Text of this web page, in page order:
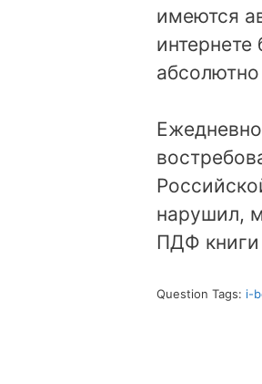
имеются
нарушил,
ПДФ книги
Question Tags: i-